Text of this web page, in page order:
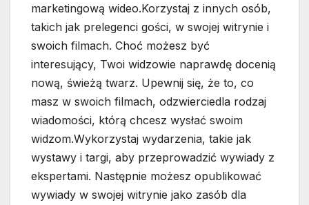
marketingową wideo.Korzystaj z innych osób,
takich jak prelegenci gości, w swojej witrynie i
swoich filmach. Choć możesz być
interesujący, Twoi widzowie naprawdę docenią
nową, świeżą twarz. Upewnij się, że to, co
masz w swoich filmach, odzwierciedla rodzaj
wiadomości, którą chcesz wysłać swoim
widzom.Wykorzystaj wydarzenia, takie jak
wystawy i targi, aby przeprowadzić wywiady z
ekspertami. Następnie możesz opublikować
wywiady w swojej witrynie jako zasób dla